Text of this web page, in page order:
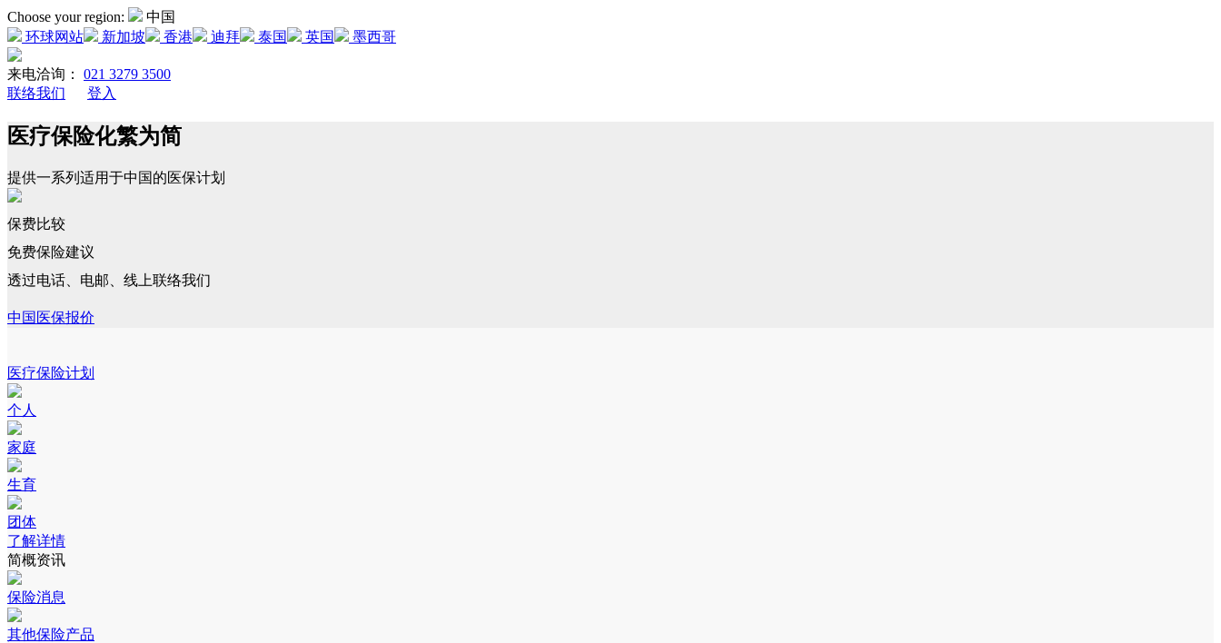
Choose your region:
中国
环球网站
新加坡 香港 迪拜 泰国 英国 墨西哥
来电洽询： 021 3279 3500
联络我们
登入
医疗保险化繁为简
提供一系列适用于中国的医保计划
保费比较
免费保险建议
透过电话、电邮、线上联络我们
中国医保报价
医疗保险计划
个人
家庭
生育
团体
了解详情
简概资讯
保险消息
其他保险产品